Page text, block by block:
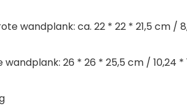
wandplank: ca. 22 * 22 * 21,5 cm /
26 * 26 * 25,5 cm / 10,24 *